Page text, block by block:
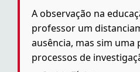
A observação na
professor um
ausência, mas sim uma
processos de